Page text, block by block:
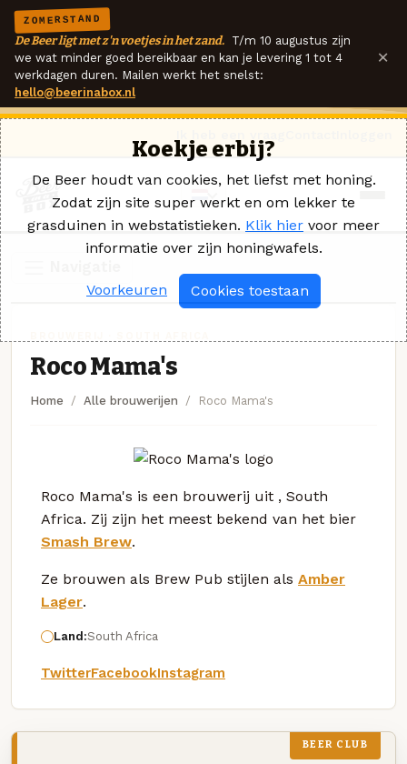
ZOMERSTAND
De Beer ligt met z'n voetjes in het zand. T/m 10 augustus zijn
we wat minder goed bereikbaar en kan je levering 1 tot 4
werkdagen duren. Mailen werkt het snelst:
hello@beerinabox.nl
×
Roco Mama's
Home Alle brouwerijen Roco Mama's
Roco Mama's is een brouwerij uit , South
Africa. Zij zijn het meest bekend van het bier
Smash Brew.
Ze brouwen als Brew Pub stijlen als Amber
Lager.
Land:South Africa
TwitterFacebookInstagram
BEER CLUB
Koekje erbij?
De Beer houdt van cookies, het liefst met honing.
Zodat zijn site super werkt en om lekker te
grasduinen in webstatistieken. Klik hier voor meer
informatie over zijn honingwafels.
Voorkeuren Cookies toestaan